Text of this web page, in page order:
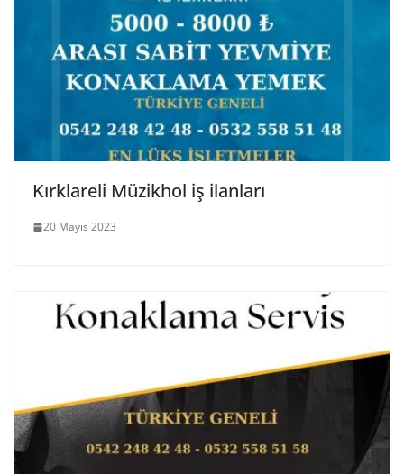
Kırklareli Müzikhol iş ilanları
20 Mayıs 2023